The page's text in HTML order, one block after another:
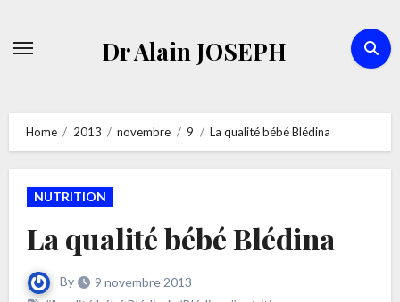
Dr Alain JOSEPH
Home 2013 novembre 9 La qualité bébé Blédina
NUTRITION
La qualité bébé Blédina
By
9 novembre 2013